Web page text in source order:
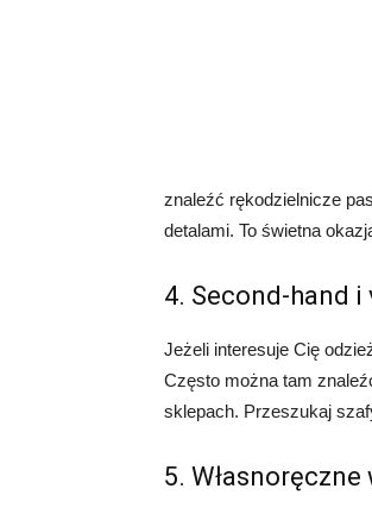
znaleźć rękodzielnicze
detalami. To świetna
4. Second-hand i
Jeżeli interesuje Cię
Często można tam
sklepach. Przeszukaj
5.